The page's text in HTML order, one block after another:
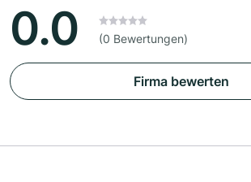
0.0 (0 Bewertungen)
Firma bewerten